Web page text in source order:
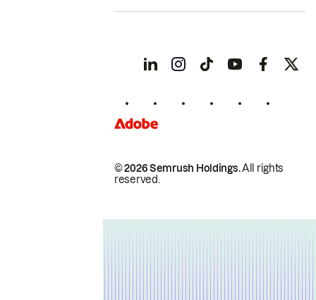
© 2026 Semrush Holdings.All rights
reserved.